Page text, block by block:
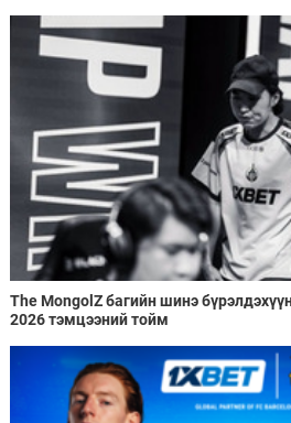
The MongolZ багийн шинэ
2026 тэмцээний тойм